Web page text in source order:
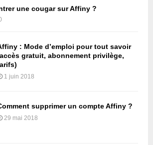
une cougar sur Affiny ?
: Mode d’emploi pour tout savoir
gratuit, abonnement privilège,
1 juin 2018
supprimer un compte Affiny ?
29 mai 2018